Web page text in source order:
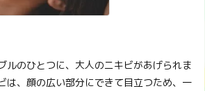
ルのひとつに、大人のニキビがあげられま
は、顔の広い部分にできて目立つため、一